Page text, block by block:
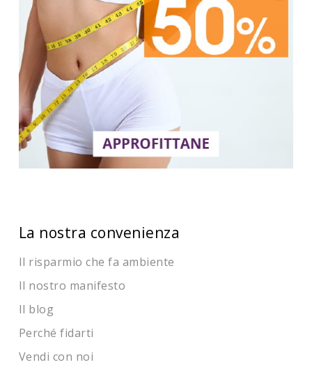
La nostra convenienza
Il risparmio che fa ambiente
Il nostro manifesto
Il blog
Perché fidarti
Vendi con noi